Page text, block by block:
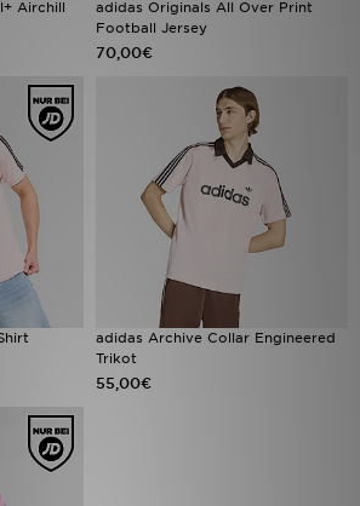
Airchill
adidas Originals All Over Print
Football Jersey
70,00€
adidas Archive Collar Engineered
Trikot
55,00€